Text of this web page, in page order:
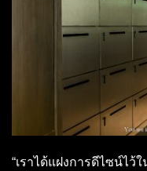
“เราได้แฝงการดีไซน์ไว้